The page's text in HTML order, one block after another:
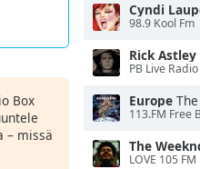
Box
– missä
Cyndi
98.9 Kool Fm
Rick Astley
PB Live Radio
Europe
113.FM Free
The
LOVE 105 FM